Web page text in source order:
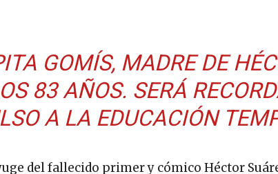
GOMÍS, MADRE DE
83 AÑOS. SERÁ
A LA EDUCACIÓN
del fallecido primer y cómico Héctor